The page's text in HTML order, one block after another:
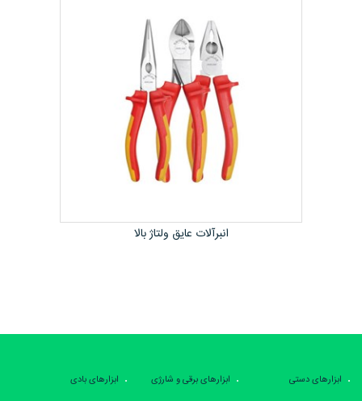
انبرآلات عایق ولتاژ بالا
ابزارهای دستی ابزارهای برقی و شارژی
ابزارهای بادی